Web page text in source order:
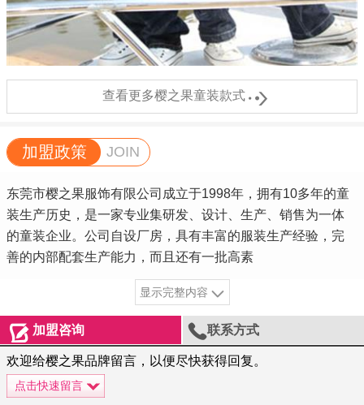
查看更多樱之果童装款式
加盟政策 JOIN
东莞市樱之果服饰有限公司成立于1998年，拥有10多年的童
装生产历史，是一家专业集研发、设计、生产、销售为一体
的童装企业。公司自设厂房，具有丰富的服装生产经验，完
善的内部配套生产能力，而且还有一批高素
显示完整内容
加盟咨询 联系方式
欢迎给樱之果品牌留言，以便尽快获得回复。
点击快速留言